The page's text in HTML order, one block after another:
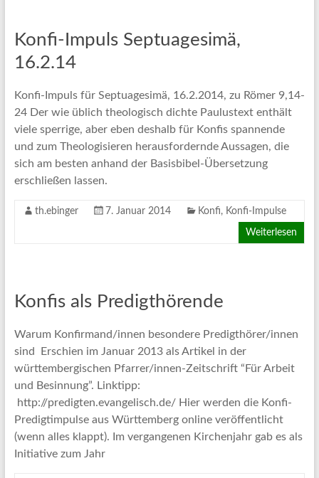
Konfi-Impuls Septuagesimä,
16.2.14
Konfi-Impuls für Septuagesimä, 16.2.2014, zu Römer 9,14-
24 Der wie üblich theologisch dichte Paulustext enthält
viele sperrige, aber eben deshalb für Konfis spannende
und zum Theologisieren herausfordernde Aussagen, die
sich am besten anhand der Basisbibel-Übersetzung
erschließen lassen.
th.ebinger 7. Januar 2014 Konfi, Konfi-Impulse
Weiterlesen
Konfis als Predigthörende
Warum Konfirmand/innen besondere Predigthörer/innen
sind Erschien im Januar 2013 als Artikel in der
württembergischen Pfarrer/innen-Zeitschrift “Für Arbeit
und Besinnung”. Linktipp:
http://predigten.evangelisch.de/ Hier werden die Konfi-
Predigtimpulse aus Württemberg online veröffentlicht
(wenn alles klappt). Im vergangenen Kirchenjahr gab es als
Initiative zum Jahr